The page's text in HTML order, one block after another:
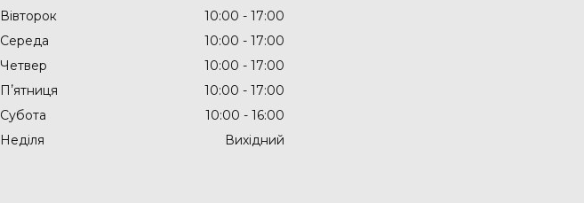
Вівторок
10:00
17:00
Середа
10:00
17:00
Четвер
10:00
17:00
Пʼятниця
10:00
17:00
Субота
10:00
16:00
Неділя
Вихідний